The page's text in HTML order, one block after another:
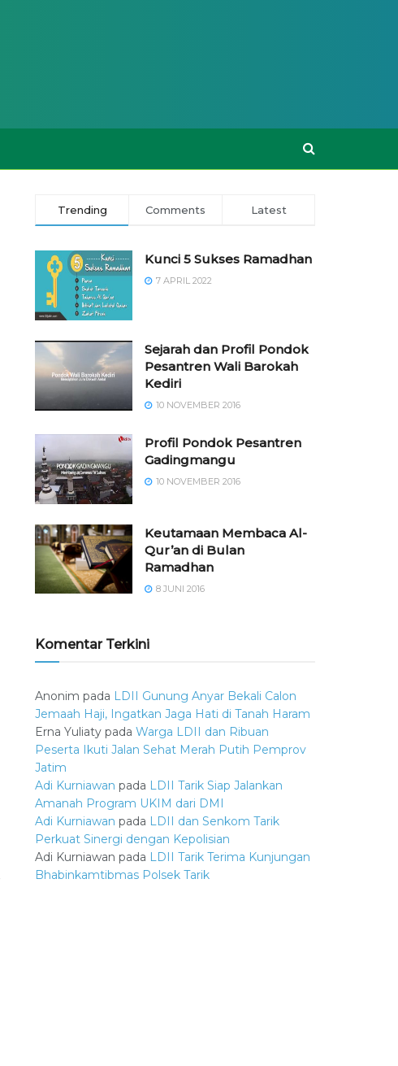
Trending Comments Latest
Kunci 5 Sukses Ramadhan
7 APRIL 2022
Sejarah dan Profil Pondok
Pesantren Wali Barokah
Kediri
10 NOVEMBER 2016
⁠⁠⁠Profil Pondok Pesantren
Gadingmangu
10 NOVEMBER 2016
Keutamaan Membaca Al-
Qur’an di Bulan
Ramadhan
8 JUNI 2016
Komentar Terkini
Anonim pada LDII Gunung Anyar Bekali Calon
Jemaah Haji, Ingatkan Jaga Hati di Tanah Haram
Erna Yuliaty pada Warga LDII dan Ribuan
Peserta Ikuti Jalan Sehat Merah Putih Pemprov
Jatim
Adi Kurniawan pada LDII Tarik Siap Jalankan
Amanah Program UKIM dari DMI
Adi Kurniawan pada LDII dan Senkom Tarik
Perkuat Sinergi dengan Kepolisian
Adi Kurniawan pada LDII Tarik Terima Kunjungan
Bhabinkamtibmas Polsek Tarik